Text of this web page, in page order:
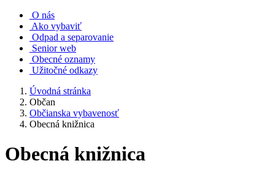
O nás
Ako vybaviť
Odpad a separovanie
Senior web
Obecné oznamy
Užitočné odkazy
Úvodná stránka
Občan
Občianska vybavenosť
Obecná knižnica
Obecná knižnica